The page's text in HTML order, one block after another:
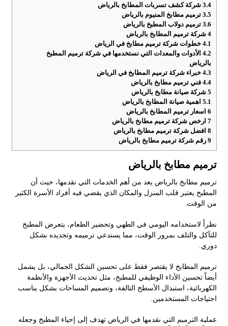
3.4 شركة كشف تسربات المطابخ بالرياض
3.5 ترميم مطابخ المنيوم بالرياض
3.6 ترميم دولاب المطبخ بالرياض
4 شركة ترميم المطابخ بالرياض
4.1 خطوات شركة ترميم مطابخ في الرياض
4.2 الأدوات والمعدات التي نستخدمها في شركة ترميم المطبخ
بالرياض
4.3 خبراء شركة ترميم المطابخ في الرياض
4.4 فني ترميم مطابخ بالرياض
5 شركة صيانة مطابخ بالرياض
5.1 اهمية صيانة المطابخ بالرياض
6 اسعار ترميم المطابخ بالرياض
7 ارخص شركة ترميم مطابخ بالرياض
8 افضل شركة ترميم مطابخ بالرياض
9 رقم شركة ترميم مطابخ بالرياض
ترميم مطابخ بالرياض
ترميم مطابخ بالرياض يعد من أهم الخدمات التي نقدمها، حيث أن
المطبخ يعتبر قلب المنزل والمكان الذي يقضي فيه أفراد الأسرة الكثير
من الوقت.
نظراً لاستخدامه اليومي في الطهي وتحضير الطعام، يتعرض المطبخ
للتآكل والتلف بمرور الوقت، مما يستدعي ترميمه وتجديده بشكل
دوري.
ترميم المطابخ لا يقتصر فقط على تحسين الشكل الجمالي، بل يشمل
أيضاً تحسين الأداء الوظيفي للمطبخ، مثل تحديث الأجهزة والأنظمة
الكهربائية، استبدال الأسطح التالفة، وتصميم المساحات بشكل يناسب
احتياجات المستخدمين.
عملية الترميم التي نقدمها في الرياض تهدف إلى إحياء المطبخ وجعله